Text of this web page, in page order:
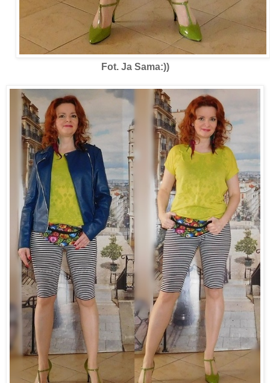
Fot. Ja Sama:))